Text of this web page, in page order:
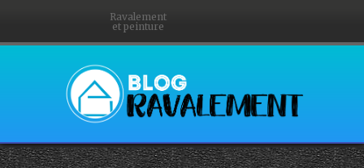
Ravalement
et peinture